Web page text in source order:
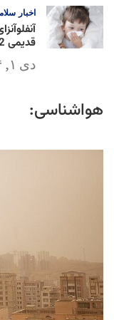
اخبار
قدیمی H3N2 نگرانی‌ها را افزایش داد
دی ۱, ۱۴۰۴
هواشناسی: